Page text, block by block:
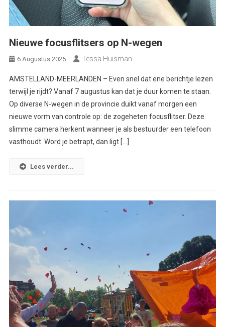
Nieuwe focusflitsers op N-wegen
6 Augustus 2025 Tessa Huisman
AMSTELLAND-MEERLANDEN – Even snel dat ene berichtje lezen
terwijl je rijdt? Vanaf 7 augustus kan dat je duur komen te staan.
Op diverse N-wegen in de provincie duikt vanaf morgen een
nieuwe vorm van controle op: de zogeheten focusflitser. Deze
slimme camera herkent wanneer je als bestuurder een telefoon
vasthoudt. Word je betrapt, dan ligt […]
Lees verder...